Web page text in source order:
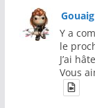
Gouaig
Y a
le
J’ai
Vous